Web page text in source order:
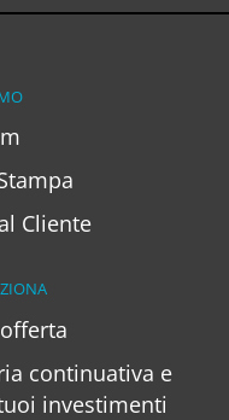
Cliente
continuativa e
investimenti